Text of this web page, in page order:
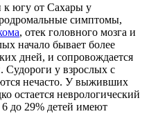
югу от Сахары у
симптомы,
, отек головного мозга и
начало бывает более
дней, и сопровождается
у взрослых с
нечасто. У выживших
остается неврологический
до 29% детей имеют